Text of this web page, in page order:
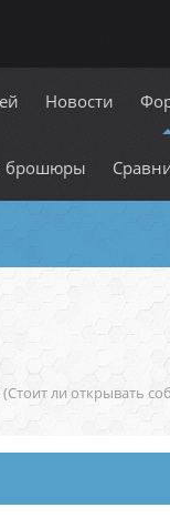
Новости
брошюры
(Стоит ли открывать